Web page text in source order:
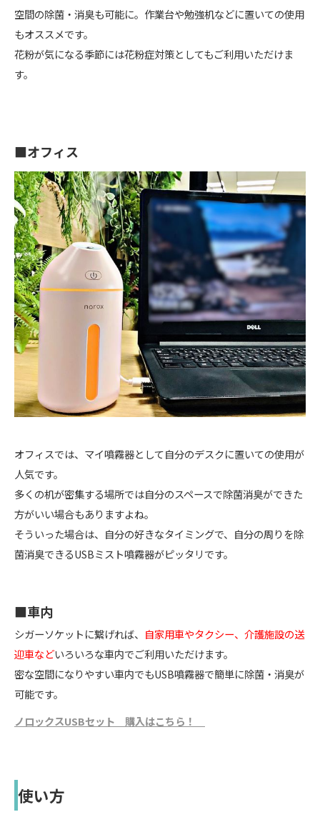
空間の除菌・消臭も可能に。作業台や勉強机などに置いての使用
もオススメです。
花粉が気になる季節には花粉症対策としてもご利用いただけま
す。
■オフィス
オフィスでは、マイ噴霧器として自分のデスクに置いての使用が
人気です。
多くの机が密集する場所では自分のスペースで除菌消臭ができた
方がいい場合もありますよね。
そういった場合は、自分の好きなタイミングで、自分の周りを除
菌消臭できるUSBミスト噴霧器がピッタリです。
■車内
シガーソケットに繋げれば、 自家用車やタクシー、介護施設の送
迎車などいろいろな車内でご利用いただけます。
密な空間になりやすい車内でもUSB噴霧器で簡単に除菌・消臭が
可能です。
ノロックスUSBセット 購入はこちら！
使い方